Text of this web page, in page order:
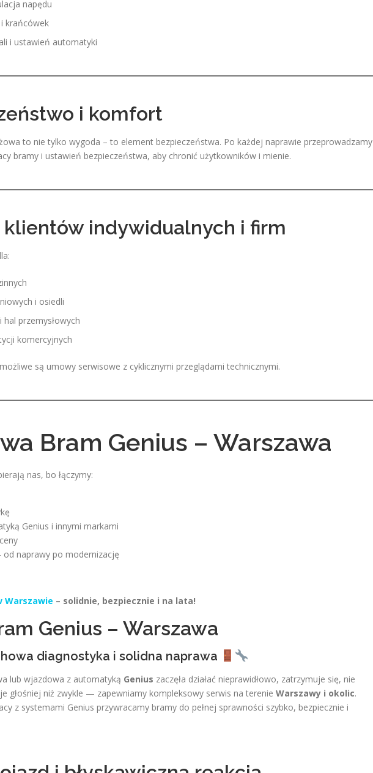
napędu
krańcówek
i ustawień automatyki
i komfort
to nie tylko wygoda – to element bezpieczeństwa. Po każdej naprawie przeprowadzamy
bramy i ustawień bezpieczeństwa, aby chronić użytkowników i mienie.
klientów indywidualnych i firm
i osiedli
przemysłowych
komercyjnych
są umowy serwisowe z cyklicznymi przeglądami technicznymi.
Bram Genius – Warszawa
nas, bo łączymy:
Genius i innymi markami
naprawy po modernizację
Warszawie – solidnie, bezpiecznie i na lata!
Genius – Warszawa
diagnostyka i solidna naprawa
lub wjazdowa z automatyką Genius zaczęła działać nieprawidłowo, zatrzymuje się, nie
głośniej niż zwykle — zapewniamy kompleksowy serwis na terenie Warszawy i okolic.
z systemami Genius przywracamy bramy do pełnej sprawności szybko, bezpiecznie i